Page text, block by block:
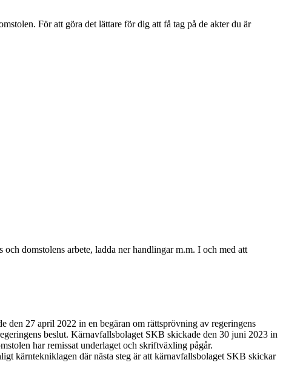
För att göra det lättare för dig att få tag på de akter du är
domstolens arbete, ladda ner handlingar m.m. I och med att
27 april 2022 in en begäran om rättsprövning av regeringens
beslut. Kärnavfallsbolaget SKB skickade den 30 juni 2023 in
har remissat underlaget och skriftväxling pågår.
kärntekniklagen där nästa steg är att kärnavfallsbolaget SKB skickar